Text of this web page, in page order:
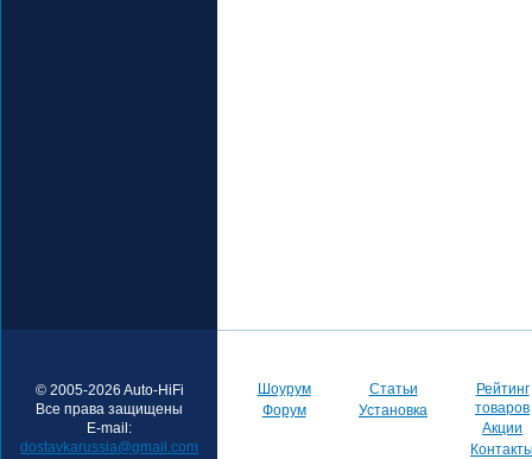
© 2005-2026 Auto-HiFi
Все права защищены
E-mail:
dostavkarussia@gmail.com
Шоурум
Форум
Статьи
Установка
Рейтинг
товаров
Акции